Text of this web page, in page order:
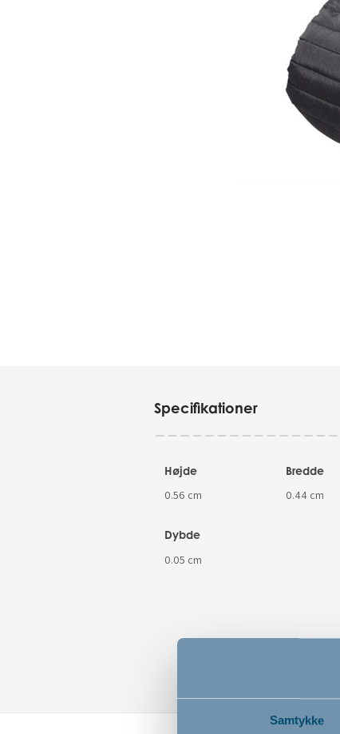
Samtykke
Specifikationer
Højde
0.56 cm
Bredde
0.44 cm
Dybde
0.05 cm